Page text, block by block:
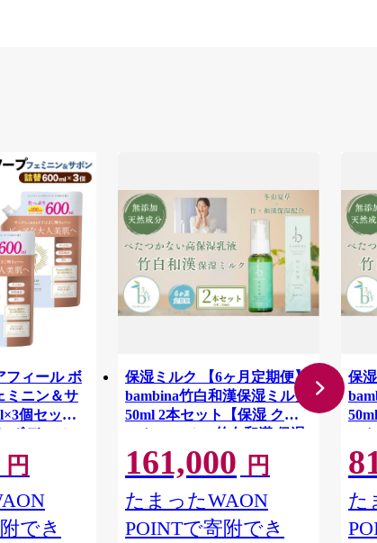
フィール ボ
ミニン＆サ
個セット
ボディソー
美容 ミド
＆サボン
ぱり 群馬県
倉町
円
でき
保湿ミルク 【6ヶ月定期便】
bambina竹白和漢保湿ミルク
50ml 2本セット【保湿 クリ
ーム bambina 竹白和漢 保湿
ミルク 50ml 高保湿 潤い し
わ ハリ アトピー 保湿 無香料
無添加 竹炭 硫黄 ケイ素 シリ
カ ミネラル ナチュラル 和漢
ヨモギ 桑の葉 ナツメ 甘草 オ
161,000 円
たまったWAON
POINTで寄附でき
保
ー
ミ
わ
無
カ
ヨ
た